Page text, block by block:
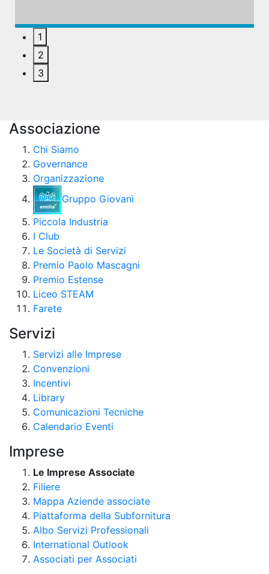
1
2
3
Associazione
Chi Siamo
Governance
Organizzazione
Gruppo Giovani
Piccola Industria
I Club
Le Società di Servizi
Premio Paolo Mascagni
Premio Estense
Liceo STEAM
Farete
Servizi
Servizi alle Imprese
Convenzioni
Incentivi
Library
Comunicazioni Tecniche
Calendario Eventi
Imprese
Le Imprese Associate
Filiere
Mappa Aziende associate
Piattaforma della Subfornitura
Albo Servizi Professionali
International Outlook
Associati per Associati